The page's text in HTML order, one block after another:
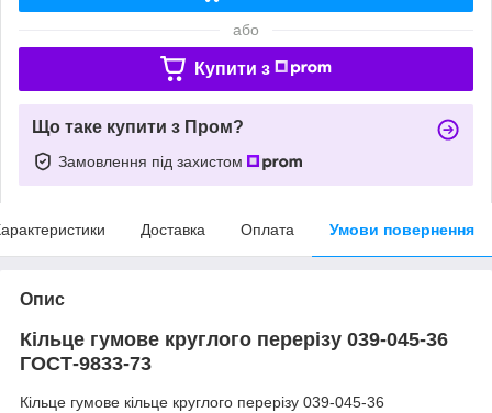
або
Купити з
Що таке купити з Пром?
Замовлення під захистом
Доставка Оплата Умови повернення
Опис
Кільце гумове круглого перерізу 039-045-36
ГОСТ-9833-73
Кільце гумове кільце круглого перерізу 039-045-36